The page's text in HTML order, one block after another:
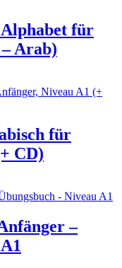
Alphabet für
Arab)
für
CD)
–